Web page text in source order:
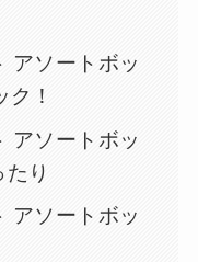
アソートボッ
！
アソートボッ
り
アソートボッ